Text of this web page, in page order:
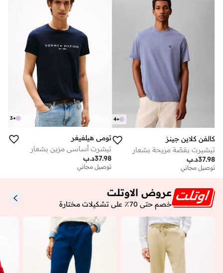
+
4
كالفن كلاين جينز
تيشيرت بقصّة مريحة بشعار
د.ب37.98
توصيل مجاني
+
3
تومي هيلفيغر
تيشرت أساسي مزين بشعار
د.ب37.98
توصيل مجاني
عروض الاوتلت
خصم حتى 70٪ على تشكيلات مختارة